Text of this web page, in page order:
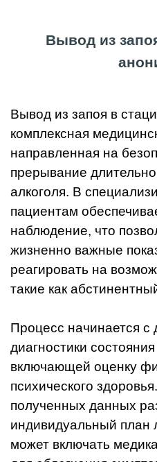
Вывод из
Вывод из запоя в
комплексная
направленная на
прерывание
алкоголя. В
пациентам
наблюдение, что
жизненно важные
реагировать на
такие как
Процесс начинается с
диагностики
включающей оценку
психического
полученных данных
индивидуальный план
может включать